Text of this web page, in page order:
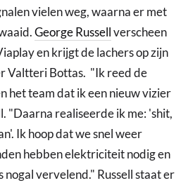
vielen weg, waarna er met
George Russellverscheen
en krijgt de lachers op zijn
Valtteri Bottas. "Ik reed de
het team dat ik een nieuw vizier
"Daarna realiseerde ik me: 'shit,
Ik hoop dat we snel weer
hebben elektriciteit nodig en
nogal vervelend." Russell staat er